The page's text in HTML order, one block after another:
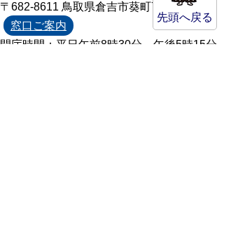
先頭へ戻る
〒682-8611 鳥取県倉吉市葵町722
窓口ご案内
開庁時間：平日午前8時30分～午後5時15分